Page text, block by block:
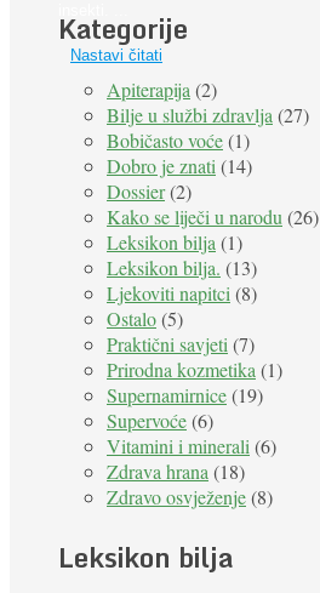
Nastavi čitati
Kategorije
Apiterapija (2)
Bilje u službi zdravlja (27)
Bobičasto voće(1)
Dobro je znati (14)
Dossier(2)
Kako se liječi u narodu (26)
Leksikon bilja (1)
Leksikon bilja. (13)
Ljekoviti napitci (8)
Ostalo(5)
Praktični savjeti (7)
Prirodna kozmetika (1)
Supernamirnice(19)
Supervoće(6)
Vitamini i minerali (6)
Zdrava hrana (18)
Zdravo osvježenje(8)
Leksikon bilja